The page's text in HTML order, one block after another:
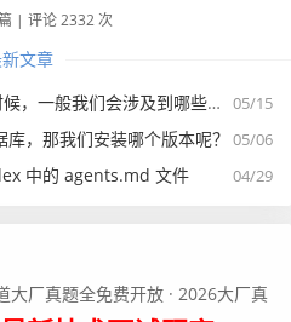
| 评论 2332 次
文章
05/15
般我们会涉及到哪些提示词？
05/06
，那我们安装哪个版本呢？
04/29
中的 agents.md 文件
大厂真题全免费开放 · 2026大厂真